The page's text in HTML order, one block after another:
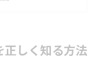
極める専門家の視
正しく知る方法